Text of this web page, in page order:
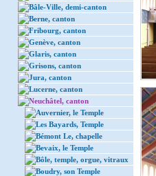
Bâle-Ville, demi-canton
Berne, canton
Fribourg, canton
Genève, canton
Glaris, canton
Grisons, canton
Jura, canton
Lucerne, canton
Neuchâtel, canton
Auvernier, le Temple
Les Bayards, Temple
Bémont Le, chapelle
Bevaix, le Temple
Bôle, temple, orgue, vitraux
Boudry, son Temple